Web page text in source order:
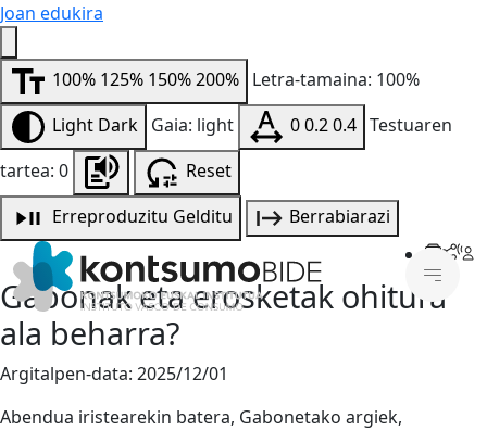
Joan edukira
100% 125% 150%200% Letra-tamaina: 100%
Light Dark Gaia: light 00.20.4 Testuaren
tartea: 0
Reset
Erreproduzitu Gelditu Berrabiarazi
Gabonak eta erosketak ohitura
ala beharra?
Argitalpen-data: 2025/12/01
Abendua iristearekin batera, Gabonetako argiek,